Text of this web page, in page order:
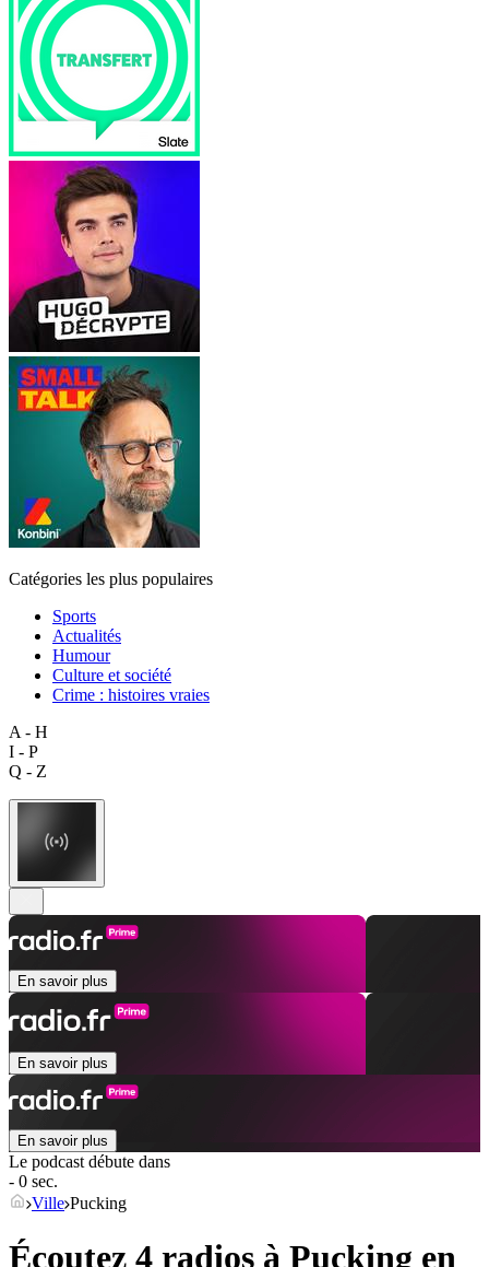
Catégories les plus populaires
Sports
Actualités
Humour
Culture et société
Crime : histoires vraies
A - H
I - P
Q - Z
En savoir plus
En savoir plus
En savoir plus
Le podcast débute dans
- 0 sec.
Ville Pucking
Écoutez 4 radios à Pucking en